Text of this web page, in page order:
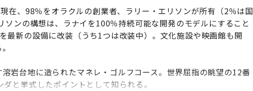
在、98％をオラクルの創業者、ラリー・エリソンが所有（2％は国
ンの構想は、ラナイを100％持続可能な開発のモデルにすること
最新の設備に改装（うち1つは改装中）。文化施設や映画館も開
岩台地に造られたマネレ・ゴルフコース。世界屈指の眺望の12番
と挙式したポイントとして知られる。